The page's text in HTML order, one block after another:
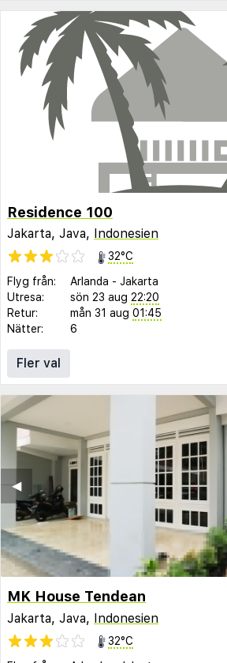
Residence 100
Jakarta, Java, Indonesien
32°C
Flyg från:
Arlanda - Jakarta
Utresa:
sön 23 aug 22:20
Retur:
mån 31 aug 01:45
Nätter:
6
Fler val
◀︎
MK House Tendean
Jakarta, Java, Indonesien
32°C